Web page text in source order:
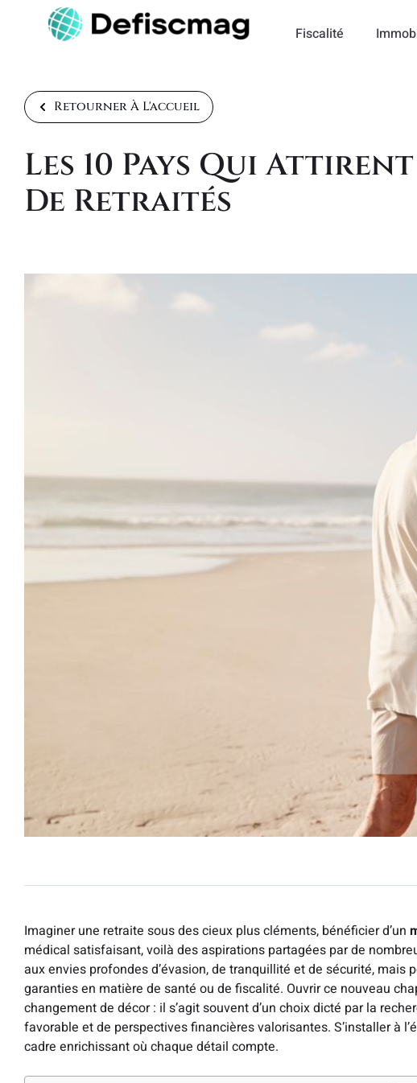
Fiscalité
Retourner À L'accueil
Les 10 Pays Qui
De Retraités
Imaginer une retraite sous des cieux plus cléments, bénéficier d’un
médical satisfaisant, voilà des aspirations partagées par de
aux envies profondes d’évasion, de tranquillité et de sécurité,
garanties en matière de santé ou de fiscalité. Ouvrir ce nouveau
changement de décor : il s’agit souvent d’un choix dicté par la
favorable et de perspectives financières valorisantes. S’installer à
cadre enrichissant où chaque détail compte.